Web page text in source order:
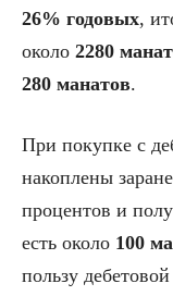
26% годовых,
около 2280
280 манатов.
При покупке с
накоплены
процентов и
есть около 100
пользу